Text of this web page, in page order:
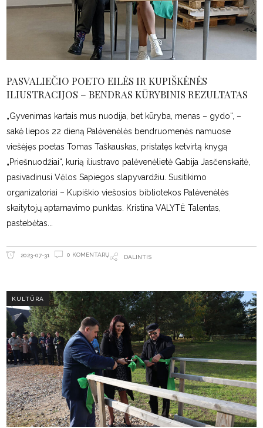
PASVALIEČIO POETO EILĖS IR KUPIŠKĖNĖS
ILIUSTRACIJOS – BENDRAS KŪRYBINIS REZULTATAS
„Gyvenimas kartais mus nuodija, bet kūryba, menas – gydo“, –
sakė liepos 22 dieną Palėvenėlės bendruomenės namuose
viešėjęs poetas Tomas Taškauskas, pristatęs ketvirtą knygą
„Priešnuodžiai“, kurią iliustravo palėvenėlietė Gabija Jasčenskaitė,
pasivadinusi Vėlos Sapiegos slapyvardžiu. Susitikimo
organizatoriai – Kupiškio viešosios bibliotekos Palėvenėlės
skaitytojų aptarnavimo punktas. Kristina VALYTĖ Talentas,
pastebėtas
2023-07-31 0 KOMENTARŲ DALINTIS
KULTŪRA